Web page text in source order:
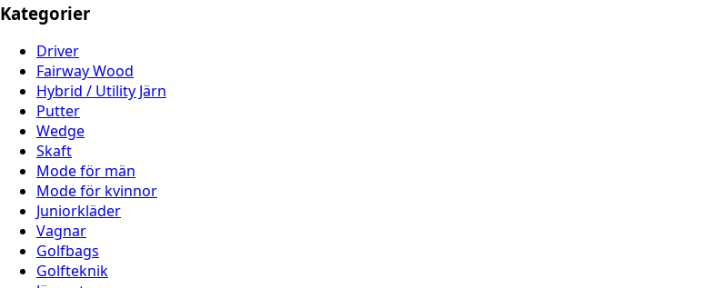
Kategorier
Driver
Fairway Wood
Hybrid / Utility Järn
Putter
Wedge
Skaft
Mode för män
Mode för kvinnor
Juniorkläder
Vagnar
Golfbags
Golfteknik